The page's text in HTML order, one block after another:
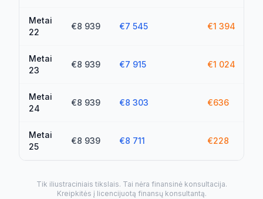
Metai
22
€8 939 €7 545 €1 394
Metai
23
€8 939 €7 915 €1 024
Metai
24
€8 939 €8 303 €636
Metai
25
€8 939 €8 711 €228
Tik iliustraciniais tikslais. Tai nėra finansinė konsultacija.
Kreipkitės į licencijuotą finansų konsultantą.